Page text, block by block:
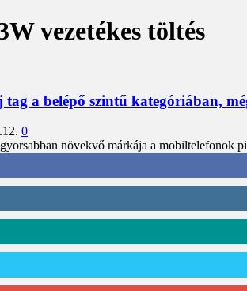
vezetékes töltés
tag a belépő szintű kategóriában,
0
növekvő márkája a mobiltelefonok